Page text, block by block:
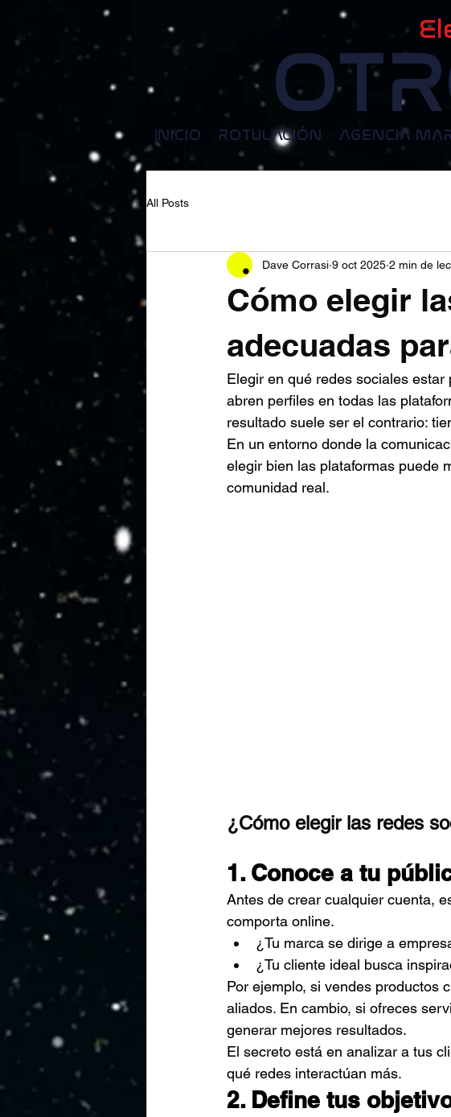
INICIO ROTULACIÓN AGENCIA
All Posts
Cómo elegir
adecuadas
Dave Corrasi 9 oct 2025 2 min de
Elegir en qué redes sociales
abren perfiles en todas las
resultado suele ser el contrario:
En un entorno donde la
elegir bien las plataformas puede
comunidad real.
¿Cómo elegir las redes
1. Conoce a tu
Antes de crear cualquier cuenta,
comporta online.
¿Tu marca se dirige a
¿Tu cliente ideal busca
Por ejemplo, si vendes productos
aliados. En cambio, si ofreces
generar mejores resultados.
El secreto está en analizar a tus
qué redes interactúan más.
2. Define tus